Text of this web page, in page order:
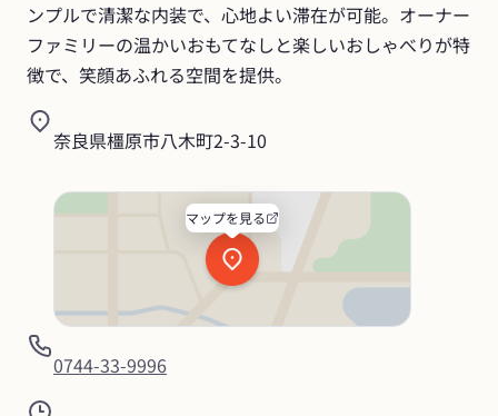
ンプルで清潔な内装で、心地よい滞在が可能。オーナー
ファミリーの温かいおもてなしと楽しいおしゃべりが特
徴で、笑顔あふれる空間を提供。
奈良県橿原市八木町2-3-10
マップを見る
0744-33-9996